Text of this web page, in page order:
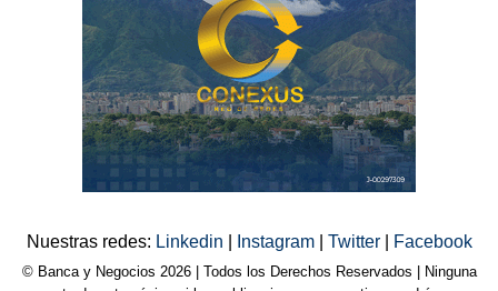
Nuestras redes: Linkedin Instagram Twitter Facebook
© Banca y Negocios 2026 | Todos los Derechos Reservados | Ninguna